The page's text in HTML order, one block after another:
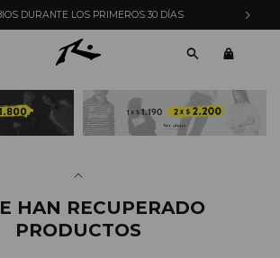
DURANTE LOS PRIMEROS 30 DÍAS
HAN RECUPERADO
PRODUCTOS